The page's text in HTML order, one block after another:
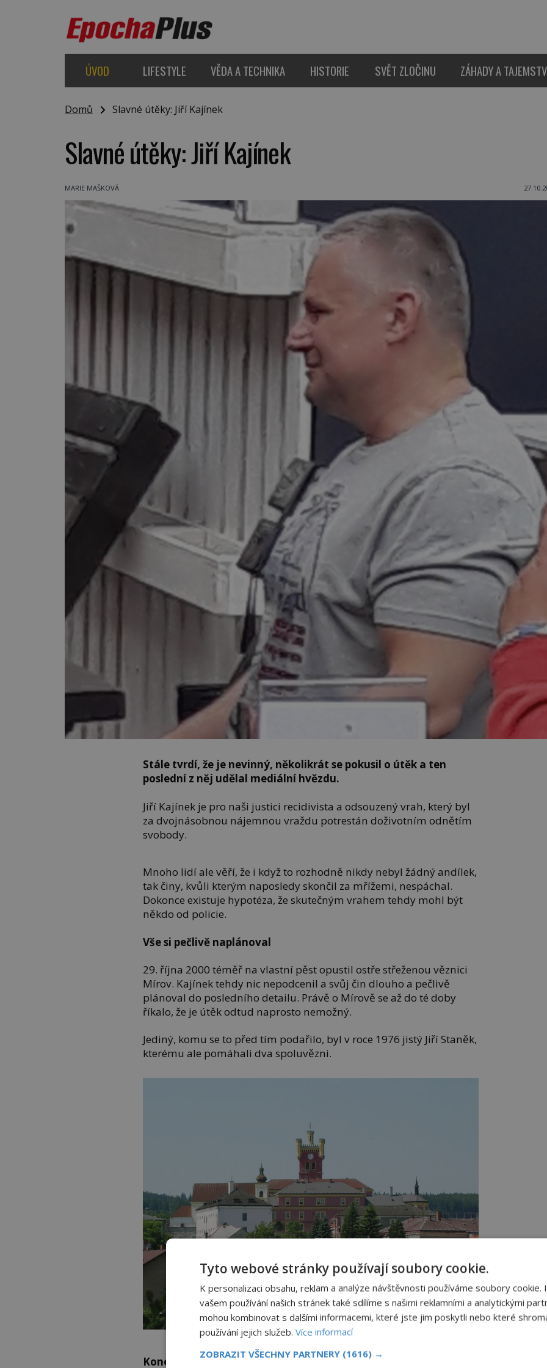
ÚVOD LIFESTYLE VĚDA A TECHNIKA HISTORIE SVĚT ZLOČINU ZÁHADY A
Domů Slavné útěky: Jiří Kajínek
Slavné útěky: Jiří Kajínek
MARIE MAŠKOVÁ
Stále tvrdí, že je nevinný, několikrát se pokusil o útěk a ten
poslední z něj udělal mediální hvězdu.
Jiří Kajínek je pro naši justici recidivista a odsouzený vrah, který byl
za dvojnásobnou nájemnou vraždu potrestán doživotním odnětím
svobody.
Mnoho lidí ale věří, že i když to rozhodně nikdy nebyl žádný andílek,
tak činy, kvůli kterým naposledy skončil za mřížemi, nespáchal.
Dokonce existuje hypotéza, že skutečným vrahem tehdy mohl být
někdo od policie.
Vše si pečlivě naplánoval
29. října 2000 téměř na vlastní pěst opustil ostře střeženou věznici
Mírov. Kajínek tehdy nic nepodcenil a svůj čin dlouho a pečlivě
plánoval do posledního detailu. Právě o Mírově se až do té doby
říkalo, že je útěk odtud naprosto nemožný.
Jediný, komu se to před tím podařilo, byl v roce 1976 jistý Jiří Staněk,
kterému ale pomáhali dva spoluvězni.
Mírov
Konečně našel komplice
Tyto webové stránky používají soubory cookie.
K personalizaci obsahu, reklam a analýze návštěvnosti používáme soubory cookie.
vašem používání našich stránek také sdílíme s našimi reklamními a analytickými
mohou kombinovat s dalšími informacemi, které jste jim poskytli nebo které
používání jejich služeb. Více informací
ZOBRAZIT VŠECHNY PARTNERY (1616) →